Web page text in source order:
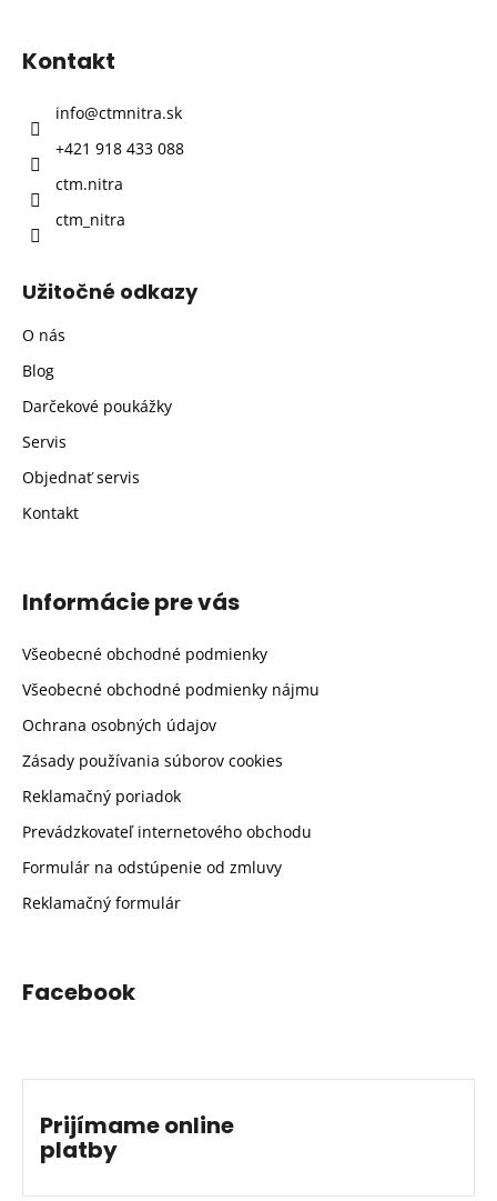
Kontakt
info@ctmnitra.sk
+421 918 433 088
ctm.nitra
ctm_nitra
Užitočné odkazy
O nás
Blog
Darčekové poukážky
Servis
Objednať servis
Kontakt
Informácie pre vás
Všeobecné obchodné podmienky
Všeobecné obchodné podmienky nájmu
Ochrana osobných údajov
Zásady používania súborov cookies
Reklamačný poriadok
Prevádzkovateľ internetového obchodu
Formulár na odstúpenie od zmluvy
Reklamačný formulár
Facebook
Prijímame online
platby